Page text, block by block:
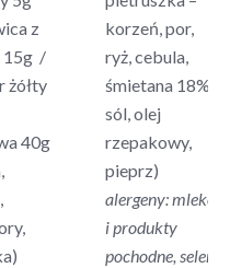
z
15g /
żółty
40g
korzeń, por,
ryż, cebula,
śmietana 18%,
sól, olej
rzepakowy,
pieprz)
alergeny: mleko
i produkty
pochodne, seler